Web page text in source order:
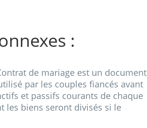
:
de mariage est un document
par les couples fiancés avant
et passifs courants de chaque
les biens seront divisés si le